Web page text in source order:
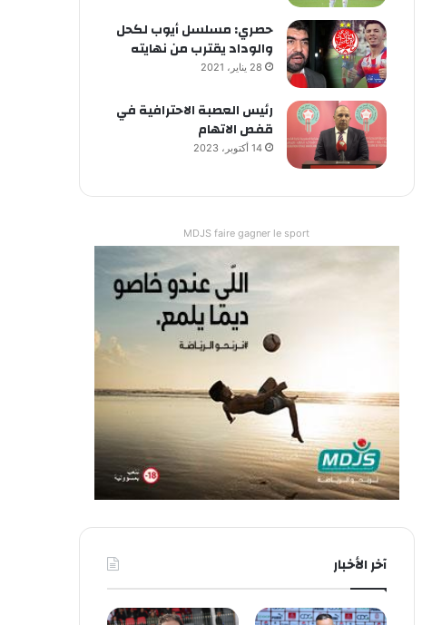
حصري: مسلسل أيوب لكحل
والوداد يقترب من نهايته
28 يناير، 2021
رئيس العصبة الاحترافية في
قفص الاتهام
14 أكتوبر، 2023
MDJS faire gagner le sport
آخر الأخبار